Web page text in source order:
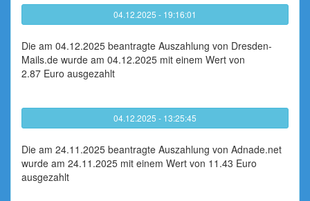
04.12.2025 - 19:16:01
Die am 04.12.2025 beantragte Auszahlung von Dresden-
Mails.de wurde am 04.12.2025 mit einem Wert von
2.87 Euro ausgezahlt
04.12.2025 - 13:25:45
Die am 24.11.2025 beantragte Auszahlung von Adnade.net
wurde am 24.11.2025 mit einem Wert von 11.43 Euro
ausgezahlt